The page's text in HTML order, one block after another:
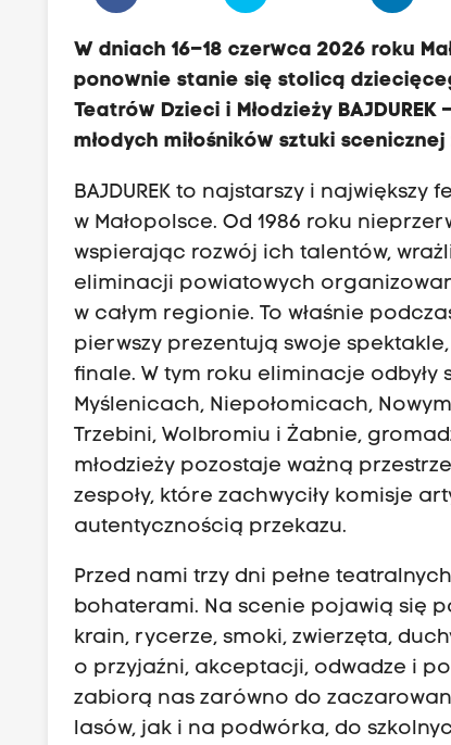
W dniach 16–18 czerwca 2026 roku
ponownie stanie się stolicą
Teatrów Dzieci i Młodzieży
młodych miłośników sztuki scenicznej
BAJDUREK to najstarszy i
w Małopolsce. Od 1986 roku
wspierając rozwój ich talentów,
eliminacji powiatowych
w całym regionie. To właśnie
pierwszy prezentują swoje
finale. W tym roku eliminacje odbyły
Myślenicach, Niepołomicach,
Trzebini, Wolbromiu i Żabnie,
młodzieży pozostaje ważną
zespoły, które zachwyciły komisje
autentycznością przekazu.
Przed nami trzy dni pełne
bohaterami. Na scenie pojawią się
krain, rycerze, smoki, zwierzęta,
o przyjaźni, akceptacji, odwadze i
zabiorą nas zarówno do
lasów, jak i na podwórka, do